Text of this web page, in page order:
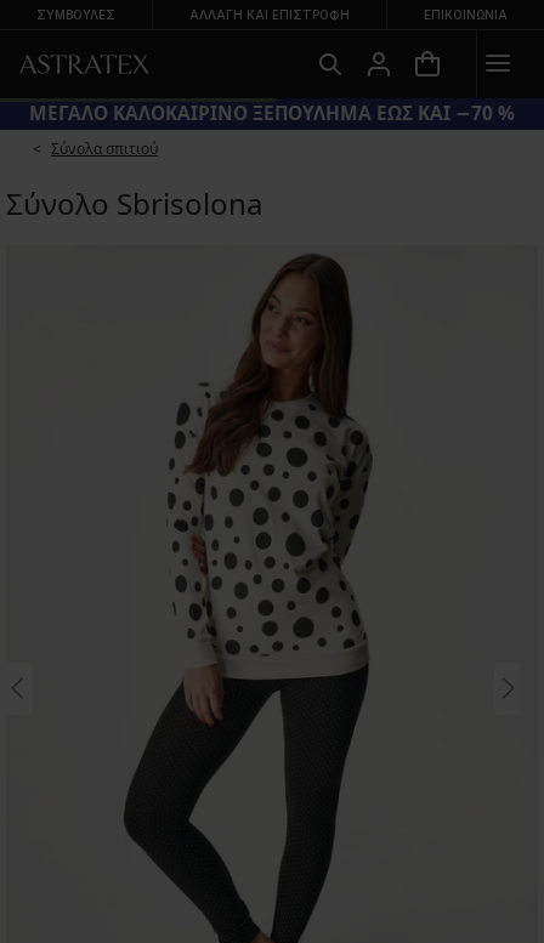
ΣΥΜΒΟΥΛΕΣ ΑΛΛΑΓΉ ΚΑΙ ΕΠΙΣΤΡΟΦΉ ΕΠΙΚΟΙΝΩΝΊΑ
ΜΕΓΑΛΟ ΚΑΛΟΚΑΙΡΙΝΟ ΞΕΠΟΥΛΗΜΑ ΕΩΣ ΚΑΙ −70 %
Σύνολα σπιτιού
Σύνολο Sbrisolona